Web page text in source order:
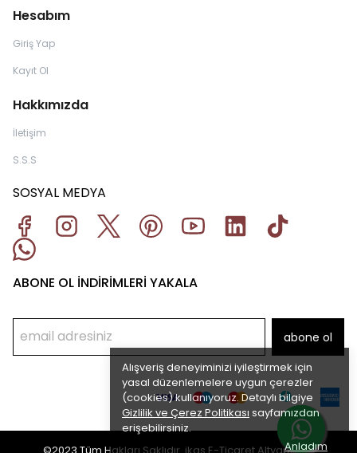
Alışveriş deneyiminizi iyileştirmek için
yasal düzenlemelere uygun çerezler
(cookies) kullanıyoruz. Detaylı bilgiye
Gizlilik ve Çerez Politikası sayfamızdan
erişebilirsiniz.
Anladım
Hesabım
Giriş Yap
Kayıt Ol
Hakkımızda
İletişim
S.S.S
SOSYAL MEDYA
ABONE OL İNDİRİMLERİ YAKALA
abone ol